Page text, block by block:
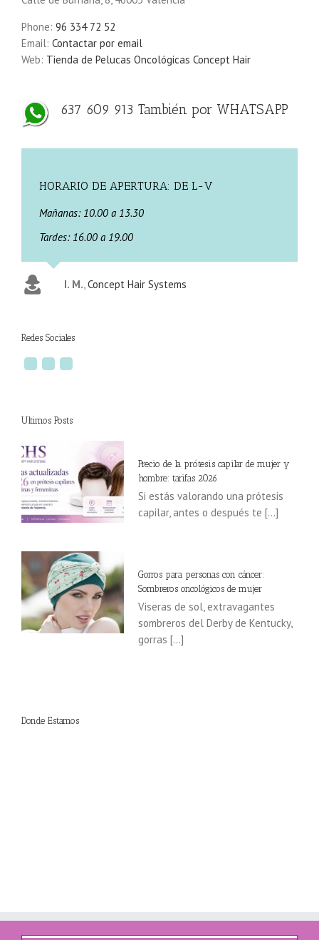
Phone: 96 334 72 52
Email: Contactar por email
Web: Tienda de Pelucas Oncológicas Concept Hair
637 609 913 También por WHATSAPP
HORARIO DE APERTURA: DE L-V
Mañanas: 10.00 a 13.30
Tardes: 16.00 a 19.00
I. M.,Concept Hair Systems
Redes Sociales
Ultimos Posts
Precio de la prótesis capilar de mujer y
hombre: tarifas 2026
Si estás valorando una prótesis
capilar, antes o después te [...]
Gorros para personas con cáncer:
Sombreros oncológicos de mujer
Viseras de sol, extravagantes
sombreros del Derby de Kentucky,
gorras [...]
Donde Estamos